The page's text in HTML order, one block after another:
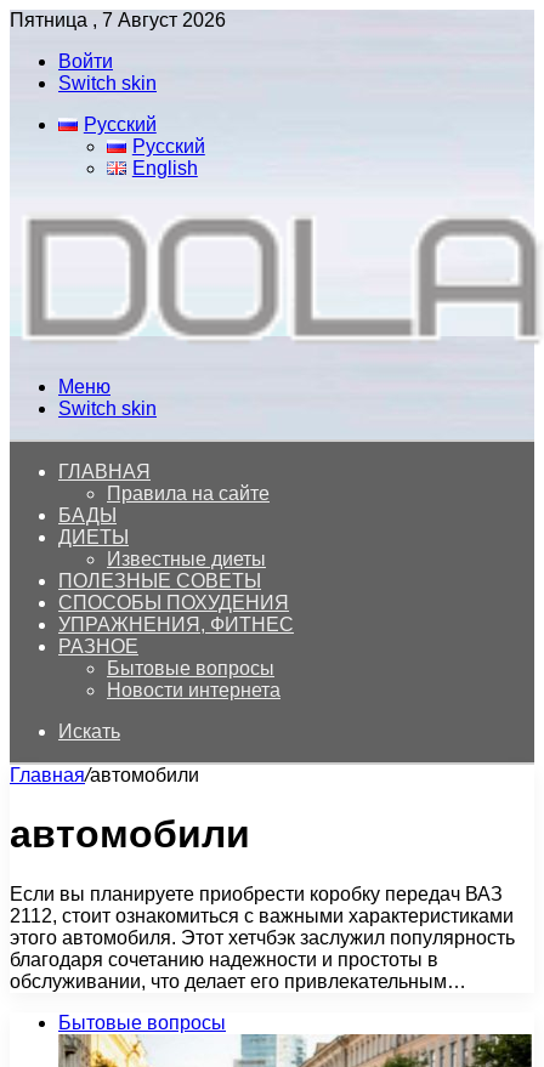
Пятница , 7 Август 2026
Войти
Switch skin
Русский
Русский
English
Меню
Switch skin
ГЛАВНАЯ
Правила на сайте
БАДЫ
ДИЕТЫ
Известные диеты
ПОЛЕЗНЫЕ СОВЕТЫ
СПОСОБЫ ПОХУДЕНИЯ
УПРАЖНЕНИЯ, ФИТНЕС
РАЗНОЕ
Бытовые вопросы
Новости интернета
Искать
Главная/автомобили
автомобили
Если вы планируете приобрести коробку передач ВАЗ
2112, стоит ознакомиться с важными характеристиками
этого автомобиля. Этот хетчбэк заслужил популярность
благодаря сочетанию надежности и простоты в
обслуживании, что делает его привлекательным…
Бытовые вопросы